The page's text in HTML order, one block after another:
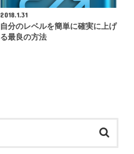
2018.1.31
自分のレベルを簡単に確実に上げ
る最良の方法